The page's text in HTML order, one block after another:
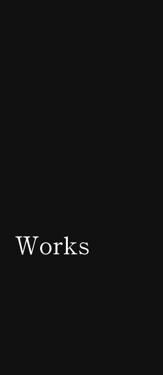
Works